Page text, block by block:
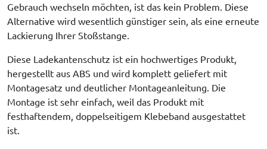
Gebrauch wechseln möchten, ist das kein Problem. Diese
Alternative wird wesentlich günstiger sein, als eine erneute
Lackierung Ihrer Stoßstange.
Diese Ladekantenschutz ist ein hochwertiges Produkt,
hergestellt aus ABS und wird komplett geliefert mit
Montagesatz und deutlicher Montageanleitung. Die
Montage ist sehr einfach, weil das Produkt mit
festhaftendem, doppelseitigem Klebeband ausgestattet
ist.